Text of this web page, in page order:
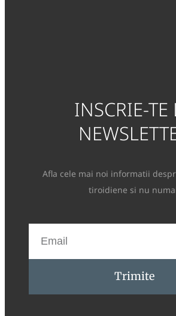
INSCRIE-TE
Afla cele mai noi informatii
tiroidiene si nu
Trimite